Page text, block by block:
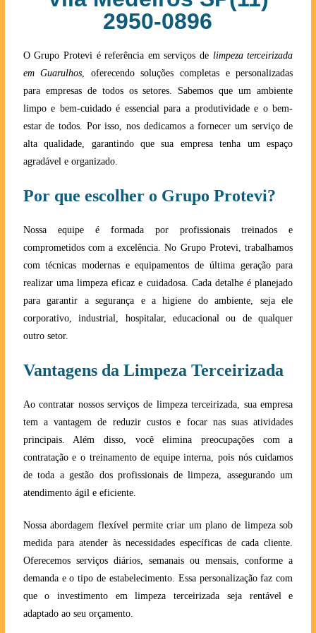
2950-0896
O Grupo Protevi é referência em serviços de limpeza terceirizada
em Guarulhos, oferecendo soluções completas e personalizadas
para empresas de todos os setores. Sabemos que um ambiente
limpo e bem-cuidado é essencial para a produtividade e o bem-
estar de todos. Por isso, nos dedicamos a fornecer um serviço de
alta qualidade, garantindo que sua empresa tenha um espaço
agradável e organizado.
Por que escolher o Grupo Protevi?
Nossa equipe é formada por profissionais treinados e
comprometidos com a excelência. No Grupo Protevi, trabalhamos
com técnicas modernas e equipamentos de última geração para
realizar uma limpeza eficaz e cuidadosa. Cada detalhe é planejado
para garantir a segurança e a higiene do ambiente, seja ele
corporativo, industrial, hospitalar, educacional ou de qualquer
outro setor.
Vantagens da Limpeza Terceirizada
Ao contratar nossos serviços de limpeza terceirizada, sua empresa
tem a vantagem de reduzir custos e focar nas suas atividades
principais. Além disso, você elimina preocupações com a
contratação e o treinamento de equipe interna, pois nós cuidamos
de toda a gestão dos profissionais de limpeza, assegurando um
atendimento ágil e eficiente.
Nossa abordagem flexível permite criar um plano de limpeza sob
medida para atender às necessidades específicas de cada cliente.
Oferecemos serviços diários, semanais ou mensais, conforme a
demanda e o tipo de estabelecimento. Essa personalização faz com
que o investimento em limpeza terceirizada seja rentável e
adaptado ao seu orçamento.